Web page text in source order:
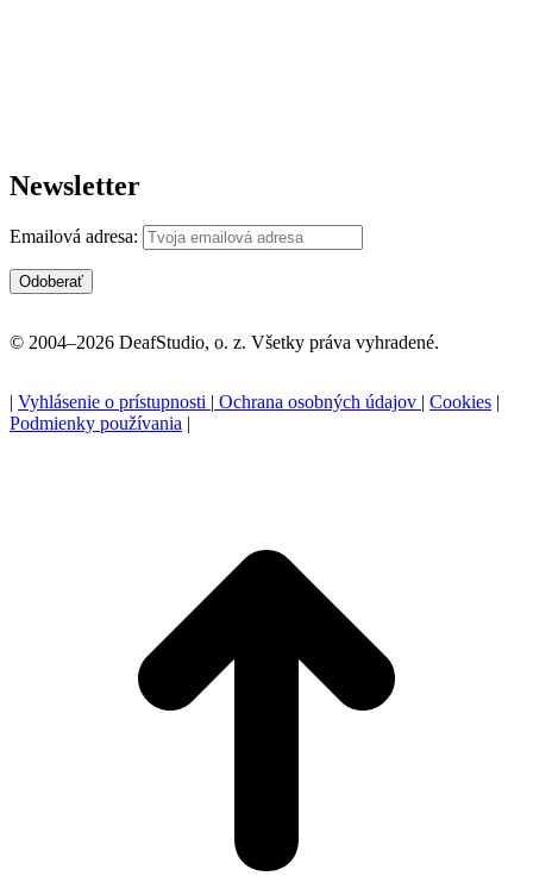
Newsletter
Emailová adresa:
© 2004–2026 DeafStudio, o. z. Všetky práva vyhradené.
| Vyhlásenie o prístupnosti | Ochrana osobných údajov | Cookies |
Podmienky používania |